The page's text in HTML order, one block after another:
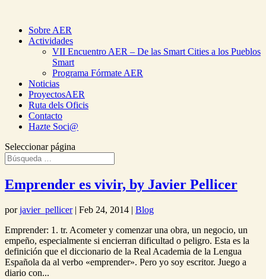
Sobre AER
Actividades
VII Encuentro AER – De las Smart Cities a los Pueblos
Smart
Programa Fórmate AER
Noticias
ProyectosAER
Ruta dels Oficis
Contacto
Hazte Soci@
Seleccionar página
Emprender es vivir, by Javier Pellicer
porjavier_pellicer| Feb 24, 2014 | Blog
Emprender: 1. tr. Acometer y comenzar una obra, un negocio, un
empeño, especialmente si encierran dificultad o peligro. Esta es la
definición que el diccionario de la Real Academia de la Lengua
Española da al verbo «emprender». Pero yo soy escritor. Juego a
diario con...